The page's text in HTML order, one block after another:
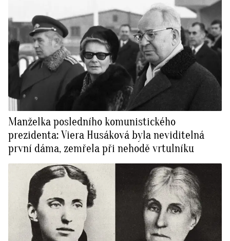
Manželka posledního komunistického
prezidenta: Viera Husáková byla neviditelná
první dáma, zemřela při nehodě vrtulníku